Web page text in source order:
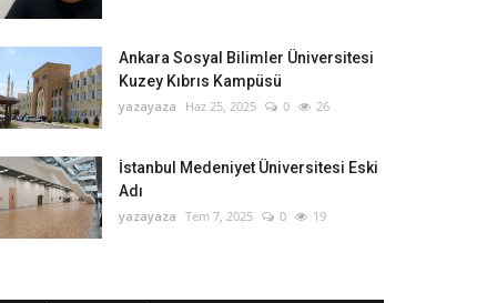
Ankara Sosyal Bilimler Üniversitesi
Kuzey Kıbrıs Kampüsü
yazayaza Haz 25, 2025 0 26
İstanbul Medeniyet Üniversitesi Eski
Adı
yazayaza Tem 7, 2025 0 19